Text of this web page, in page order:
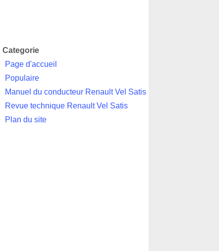
Categorie
Page d'accueil
Populaire
Manuel du conducteur Renault Vel Satis
Revue technique Renault Vel Satis
Plan du site